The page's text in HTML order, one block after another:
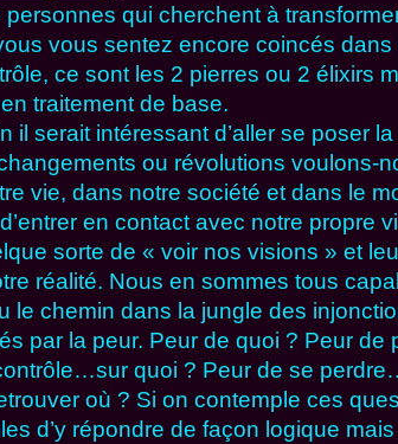
qui cherchent à
vous sentez encore coincés dans
ce sont les 2 pierres ou 2 élixirs
traitement de base.
il serait intéressant d’aller se poser
ou révolutions voulons-
vie, dans notre société et dans le
en contact avec notre propre
sorte de « voir nos visions » et
réalité. Nous en sommes tous
le chemin dans la jungle des
par la peur. Peur de quoi ? Peur de
quoi ? Peur de se
où ? Si on contemple ces
d’y répondre de façon logique